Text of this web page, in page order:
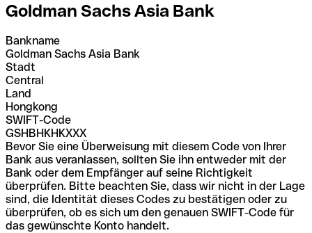
Goldman Sachs Asia Bank
Bankname
Goldman Sachs Asia Bank
Stadt
Central
Land
Hongkong
SWIFT-Code
GSHBHKHKXXX
Bevor Sie eine Überweisung mit diesem Code von Ihrer
Bank aus veranlassen, sollten Sie ihn entweder mit der
Bank oder dem Empfänger auf seine Richtigkeit
überprüfen. Bitte beachten Sie, dass wir nicht in der Lage
sind, die Identität dieses Codes zu bestätigen oder zu
überprüfen, ob es sich um den genauen SWIFT-Code für
das gewünschte Konto handelt.